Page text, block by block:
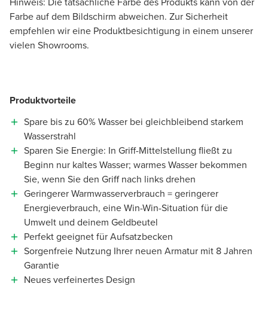
Farbe auf dem Bildschirm abweichen. Zur Sicherheit
empfehlen wir eine Produktbesichtigung in einem unserer
vielen Showrooms.
Produktvorteile
Spare bis zu 60% Wasser bei gleichbleibend starkem
Wasserstrahl
Sparen Sie Energie: In Griff-Mittelstellung fließt zu
Beginn nur kaltes Wasser; warmes Wasser bekommen
Sie, wenn Sie den Griff nach links drehen
Geringerer Warmwasserverbrauch = geringerer
Energieverbrauch, eine Win-Win-Situation für die
Umwelt und deinem Geldbeutel
Perfekt geeignet für Aufsatzbecken
Sorgenfreie Nutzung Ihrer neuen Armatur mit 8 Jahren
Garantie
Neues verfeinertes Design